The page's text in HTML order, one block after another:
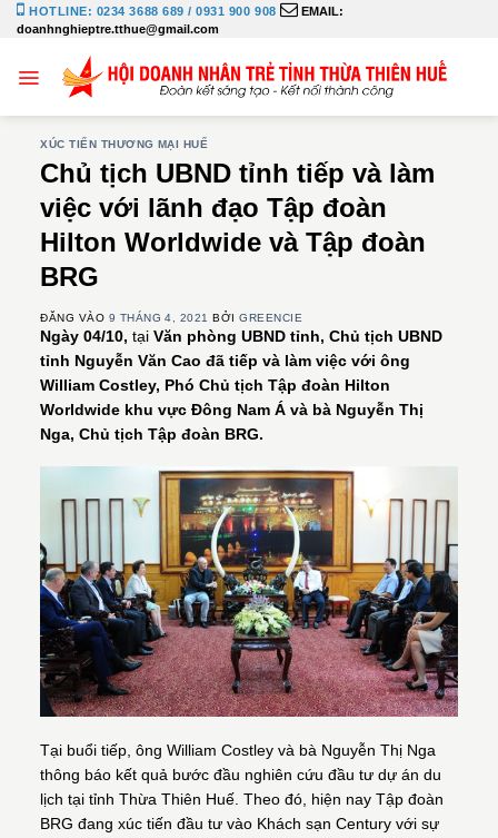
Bỏ
qua
dung
HOTLINE: 0234 3688 689 / 0931 900 908
EMAIL:
doanhnghieptre.tthue@gmail.com
XÚC TIẾN THƯƠNG MẠI HUẾ
Chủ tịch UBND tỉnh tiếp và làm
việc với lãnh đạo Tập đoàn
Hilton Worldwide và Tập đoàn
BRG
ĐĂNG VÀO 9 THÁNG 4, 2021 BỞIGREENCIE
Ngày 04/10, tại Văn phòng UBND tỉnh, Chủ tịch UBND
tỉnh Nguyễn Văn Cao đã tiếp và làm việc với ông
William Costley, Phó Chủ tịch Tập đoàn Hilton
Worldwide khu vực Đông Nam Á và bà Nguyễn Thị
Nga, Chủ tịch Tập đoàn BRG.
Tại buổi tiếp, ông William Costley và bà Nguyễn Thị Nga
thông báo kết quả bước đầu nghiên cứu đầu tư dự án du
lịch tại tỉnh Thừa Thiên Huế. Theo đó, hiện nay Tập đoàn
BRG đang xúc tiến đầu tư vào Khách sạn Century với sự